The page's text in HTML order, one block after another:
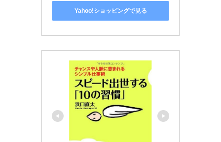
Yahoo!ショッピングで見る